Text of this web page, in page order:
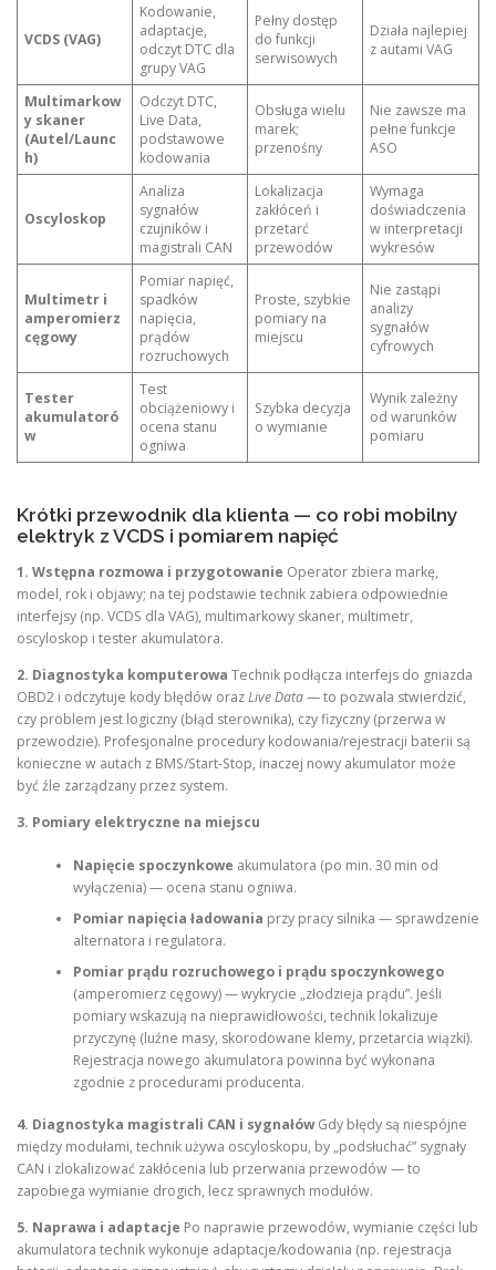
VCDS (VAG)
Kodowanie,
adaptacje,
odczyt DTC dla
grupy VAG
Pełny dostęp
do funkcji
serwisowych
Działa najlepiej
z autami VAG
Multimarkow
y skaner
(Autel/Launc
h)
Odczyt DTC,
Live Data,
podstawowe
kodowania
Obsługa wielu
marek;
przenośny
Nie zawsze ma
pełne funkcje
ASO
Oscyloskop
Analiza
sygnałów
czujników i
magistrali CAN
Lokalizacja
zakłóceń i
przetarć
przewodów
Wymaga
doświadczenia
w interpretacji
wykresów
Multimetr i
amperomierz
cęgowy
Pomiar napięć,
spadków
napięcia,
prądów
rozruchowych
Proste, szybkie
pomiary na
miejscu
Nie zastąpi
analizy
sygnałów
cyfrowych
Tester
akumulatoró
w
Test
obciążeniowy i
ocena stanu
ogniwa
Szybka decyzja
o wymianie
Wynik zależny
od warunków
pomiaru
Krótki przewodnik dla klienta — co robi mobilny
elektryk z VCDS i pomiarem napięć
1. Wstępna rozmowa i przygotowanie Operator zbiera markę,
model, rok i objawy; na tej podstawie technik zabiera odpowiednie
interfejsy (np. VCDS dla VAG), multimarkowy skaner, multimetr,
oscyloskop i tester akumulatora.
2. Diagnostyka komputerowa Technik podłącza interfejs do gniazda
OBD2 i odczytuje kody błędów orazLive Data— to pozwala stwierdzić,
czy problem jest logiczny (błąd sterownika), czy fizyczny (przerwa w
przewodzie). Profesjonalne procedury kodowania/rejestracji baterii są
konieczne w autach z BMS/Start‑Stop, inaczej nowy akumulator może
być źle zarządzany przez system.
3. Pomiary elektryczne na miejscu
Napięcie spoczynkowe akumulatora (po min. 30 min od
wyłączenia) — ocena stanu ogniwa.
Pomiar napięcia ładowania przy pracy silnika — sprawdzenie
alternatora i regulatora.
Pomiar prądu rozruchowego i prądu spoczynkowego
(amperomierz cęgowy) — wykrycie „złodzieja prądu”. Jeśli
pomiary wskazują na nieprawidłowości, technik lokalizuje
przyczynę (luźne masy, skorodowane klemy, przetarcia wiązki).
Rejestracja nowego akumulatora powinna być wykonana
zgodnie z procedurami producenta.
4. Diagnostyka magistrali CAN i sygnałówGdy błędy są niespójne
między modułami, technik używa oscyloskopu, by „podsłuchać” sygnały
CAN i zlokalizować zakłócenia lub przerwania przewodów — to
zapobiega wymianie drogich, lecz sprawnych modułów.
5. Naprawa i adaptacje Po naprawie przewodów, wymianie części lub
akumulatora technik wykonuje adaptacje/kodowania (np. rejestracja